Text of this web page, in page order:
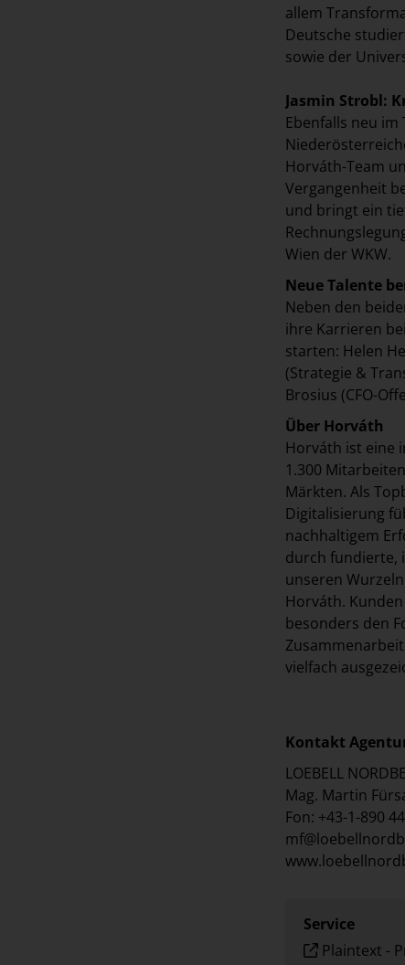
allem
Deutsche
sowie der
Jasmin Strobl:
Ebenfalls neu
Horváth-Team
Vergangenheit
und bringt ein
Wien der WKW.
Neue Talente
Neben den
ihre Karrieren
starten: Helen
(Strategie &
Brosius (CFO-
Über Horváth
Horváth ist eine
1.300
Märkten. Als
Digitalisierung
nachhaltigem
durch fundierte,
unseren
Horváth.
besonders den
vielfach
Kontakt
LOEBELL
Mag. Martin
Fon: +43-1-890
Service
Plaintext -